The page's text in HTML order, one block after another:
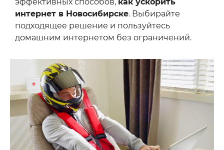
интернет в Новосибирске. Выбирайте
подходящее решение и пользуйтесь
домашним интернетом без ограничений.